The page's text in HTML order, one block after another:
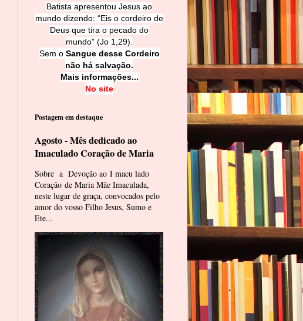
Batista apresentou Jesus ao
mundo dizendo: “Eis o cordeiro de
Deus que tira o pecado do
mundo” (Jo 1,29).
Sem o Sangue desse Cordeiro
não há salvação.
Mais informações...
No site
Postagem em destaque
Agosto - Mês dedicado ao
Imaculado Coração de Maria
Sobre a Devoção ao I macu lado
Coração de Maria Mãe Imaculada,
neste lugar de graça, convocados pelo
amor do vosso Filho Jesus, Sumo e
Ete...